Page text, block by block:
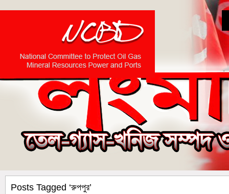
Posts Tagged ‘রুপপুর’